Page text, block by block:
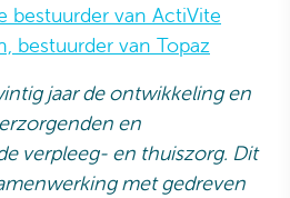
bestuurder van ActiVite
bestuurder van Topaz
jaar de ontwikkeling en
en
verpleeg- en thuiszorg. Dit
met gedreven